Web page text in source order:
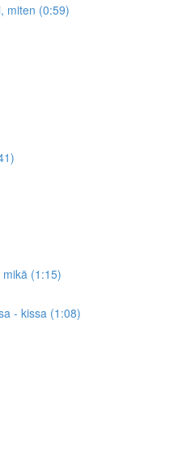
miten (0:59)
(1:15)
- kissa (1:08)